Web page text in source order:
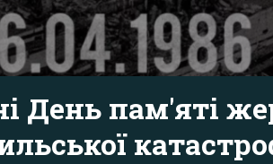
День пам'яті